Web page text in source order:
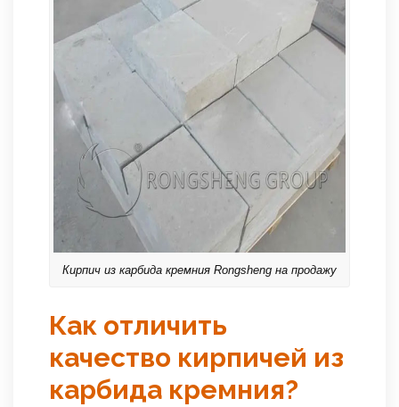
Кирпич из карбида кремния Rongsheng на продажу
Как отличить
качество кирпичей из
карбида кремния?